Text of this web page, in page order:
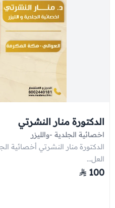
الدكتورة منار النشرتي
اخصائية الجلدية -والليزر
الدكتورة منار
العل...
100